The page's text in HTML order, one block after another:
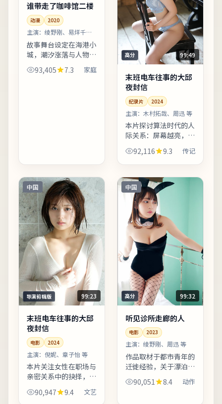
谁带走了咖啡馆二楼
动漫 2020
主演： 绫野刚、易烊千玺
等
故事舞台设定在海港小
城，潮汐涨落与人物命
运形成隐性呼应。片中
地名与季节意象反复出
93,405 7.3 家庭
高分 99:49
末班电车往事的大邱
夜封信
纪录片 2024
主演： 木村拓哉、周迅 等
本片探讨算法时代的人
际关系：屏幕越亮，误
解越深。配乐以低频弦
乐打底，高潮段落改用
有后劲。友情提示：部
分镜头闪烁较快，光敏
人群...
92,116 9.3 传记
中国
导演剪辑版 99:23
末班电车往事的大邱
夜封信
电影 2024
主演： 倪妮、章子怡 等
本片关注女性在职场与
亲密关系中的抉择，冲
突不落俗套，留白克
制。亲情线处理含蓄，
90,947 9.4 文艺
中国
高分 99:32
听见诊所走廊的人
电影 2023
主演： 绫野刚、周迅 等
作品取材于都市青年的
迁徙经验，关于漂泊、
归属与自我和解。亲情
线处理含蓄，几场餐桌
90,051 8.4 动作